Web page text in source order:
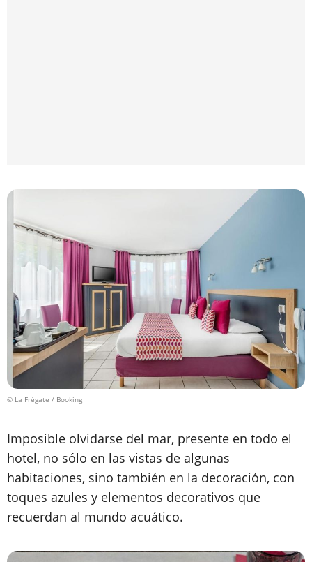
© La Frégate / Booking
Imposible olvidarse del mar, presente en todo el
hotel, no sólo en las vistas de algunas
habitaciones, sino también en la decoración, con
toques azules y elementos decorativos que
recuerdan al mundo acuático.